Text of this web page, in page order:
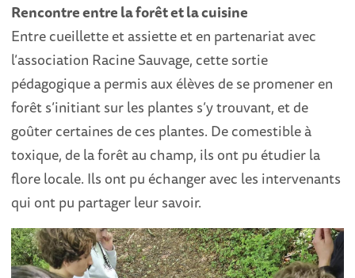
Rencontre entre la forêt et la cuisine
Entre cueillette et assiette et en partenariat avec
l’association Racine Sauvage, cette sortie
pédagogique a permis aux élèves de se promener en
forêt s’initiant sur les plantes s’y trouvant, et de
goûter certaines de ces plantes. De comestible à
toxique, de la forêt au champ, ils ont pu étudier la
flore locale. Ils ont pu échanger avec les intervenants
qui ont pu partager leur savoir.